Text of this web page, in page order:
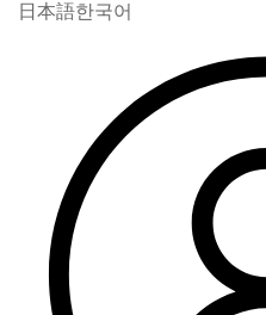
日本語한국어